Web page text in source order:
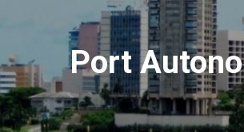
Port